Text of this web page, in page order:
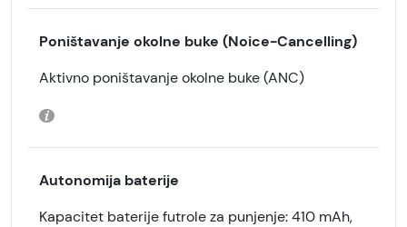
Poništavanje okolne buke (Noice-Cancelling)
Aktivno poništavanje okolne buke (ANC)
Autonomija baterije
Kapacitet baterije futrole za punjenje: 410 mAh,